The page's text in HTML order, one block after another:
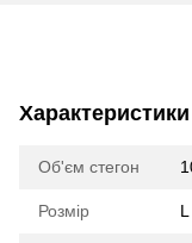
Характеристики
Об'єм стегон
Розмір L